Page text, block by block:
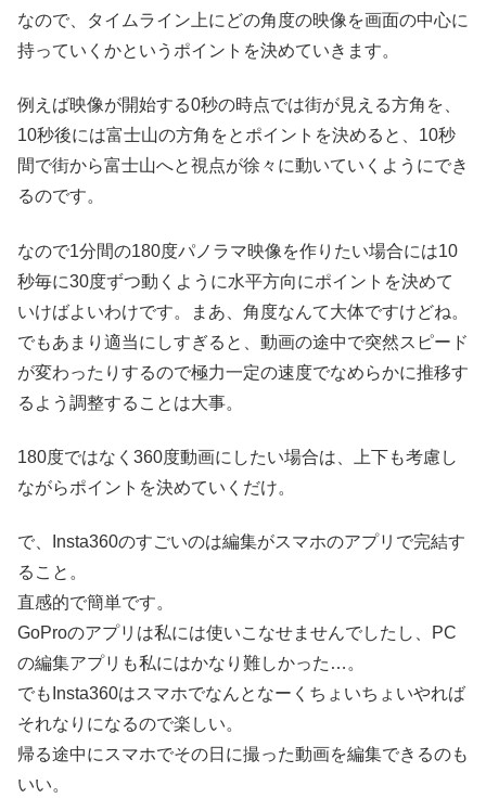
なので、タイムライン上にどの角度の映像を画面の中心に
持っていくかというポイントを決めていきます。
例えば映像が開始する0秒の時点では街が見える方角を、
10秒後には富士山の方角をとポイントを決めると、10秒
間で街から富士山へと視点が徐々に動いていくようにでき
るのです。
なので1分間の180度パノラマ映像を作りたい場合には10
秒毎に30度ずつ動くように水平方向にポイントを決めて
いけばよいわけです。まあ、角度なんて大体ですけどね。
でもあまり適当にしすぎると、動画の途中で突然スピード
が変わったりするので極力一定の速度でなめらかに推移す
るよう調整することは大事。
180度ではなく360度動画にしたい場合は、上下も考慮し
ながらポイントを決めていくだけ。
で、Insta360のすごいのは編集がスマホのアプリで完結す
ること。
直感的で簡単です。
GoProのアプリは私には使いこなせませんでしたし、PC
の編集アプリも私にはかなり難しかった…。
でもInsta360はスマホでなんとなーくちょいちょいやれば
それなりになるので楽しい。
帰る途中にスマホでその日に撮った動画を編集できるのも
いい。